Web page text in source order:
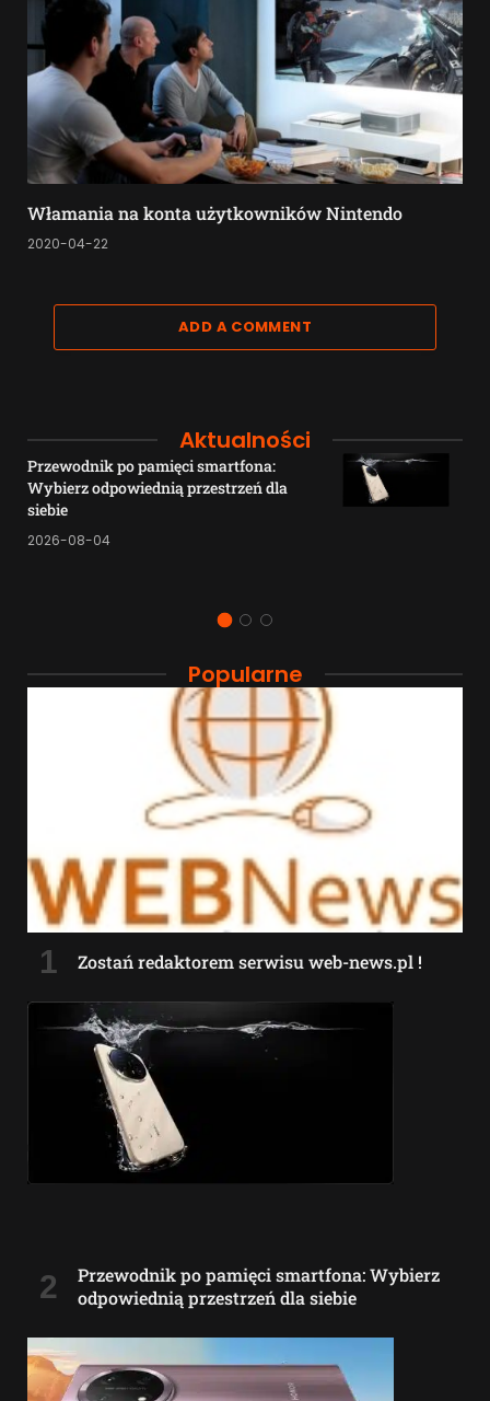
Włamania na konta użytkowników Nintendo
2020-04-22
ADD A COMMENT
Aktualności
Przewodnik po pamięci smartfona:
Wybierz odpowiednią przestrzeń dla
siebie
2026-08-04
Popularne
Zostań redaktorem serwisu web-news.pl !
Przewodnik po pamięci smartfona: Wybierz
odpowiednią przestrzeń dla siebie